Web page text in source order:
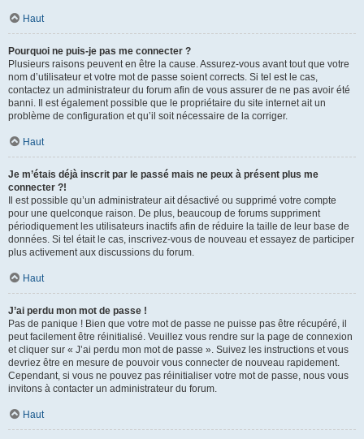
Haut
Pourquoi ne puis-je pas me connecter ?
Plusieurs raisons peuvent en être la cause. Assurez-vous avant tout que votre
nom d’utilisateur et votre mot de passe soient corrects. Si tel est le cas,
contactez un administrateur du forum afin de vous assurer de ne pas avoir été
banni. Il est également possible que le propriétaire du site internet ait un
problème de configuration et qu’il soit nécessaire de la corriger.
Haut
Je m’étais déjà inscrit par le passé mais ne peux à présent plus me
connecter ?!
Il est possible qu’un administrateur ait désactivé ou supprimé votre compte
pour une quelconque raison. De plus, beaucoup de forums suppriment
périodiquement les utilisateurs inactifs afin de réduire la taille de leur base de
données. Si tel était le cas, inscrivez-vous de nouveau et essayez de participer
plus activement aux discussions du forum.
Haut
J’ai perdu mon mot de passe !
Pas de panique ! Bien que votre mot de passe ne puisse pas être récupéré, il
peut facilement être réinitialisé. Veuillez vous rendre sur la page de connexion
et cliquer sur « J’ai perdu mon mot de passe ». Suivez les instructions et vous
devriez être en mesure de pouvoir vous connecter de nouveau rapidement.
Cependant, si vous ne pouvez pas réinitialiser votre mot de passe, nous vous
invitons à contacter un administrateur du forum.
Haut